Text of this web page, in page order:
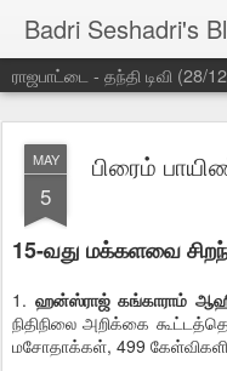
Badri Seshadri's
ராஜபாட்டை - தந்தி டிவி (28/
MAY
5
பிரைம்
15-வது மக்களவை
1. ஹன்ஸ்ராஜ் கங்காராம்
நிதிநிலை அறிக்கை
மசோதாக்கள், 499